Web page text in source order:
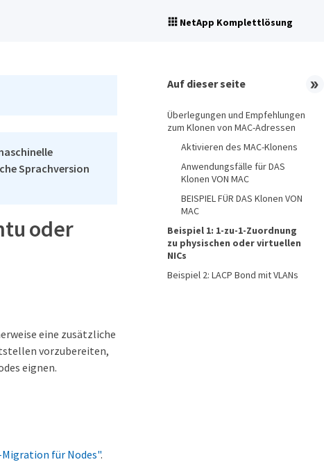
NetApp Komplettlösung
Sprachversion
oder
eine zusätzliche
vorzubereiten,
eignen.
für Nodes".
Auf dieser seite
Überlegungen und Empfehlungen
zum Klonen von MAC-Adressen
Aktivieren des MAC-Klonens
Anwendungsfälle für DAS
Klonen VON MAC
BEISPIEL FÜR DAS Klonen VON
MAC
Beispiel 1: 1-zu-1-Zuordnung
zu physischen oder virtuellen
NICs
Beispiel 2: LACP Bond mit VLANs